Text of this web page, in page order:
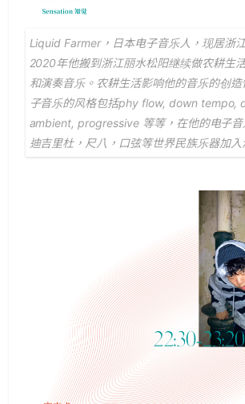
Liquid Farmer，日本电子音乐人，现居浙
2020年他搬到浙江丽水松阳继续做农耕生
和演奏音乐。农耕生活影响他的音乐的创
子音乐的风格包括phy flow, down tempo,
ambient, progressive 等等，在他的电子
迪吉里杜，尺八，口弦等世界民族乐器加入